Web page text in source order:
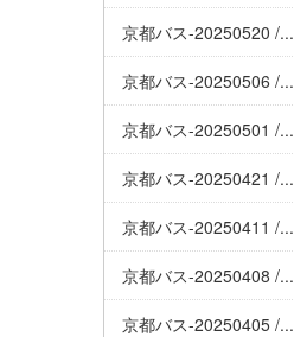
京都バス-20250520 /...
京都バス-20250506 /...
京都バス-20250501 /...
京都バス-20250421 /...
京都バス-20250411 /...
京都バス-20250408 /...
京都バス-20250405 /...